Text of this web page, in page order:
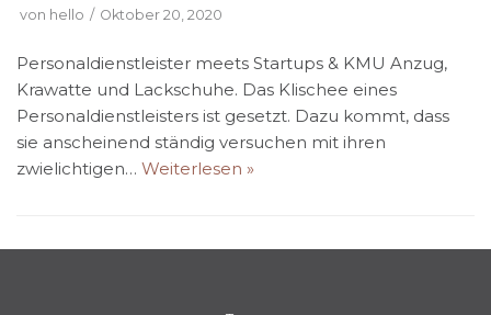
von hello Oktober 20, 2020
Personaldienstleister meets Startups & KMU Anzug,
Krawatte und Lackschuhe. Das Klischee eines
Personaldienstleisters ist gesetzt. Dazu kommt, dass
sie anscheinend ständig versuchen mit ihren
zwielichtigen… Weiterlesen »